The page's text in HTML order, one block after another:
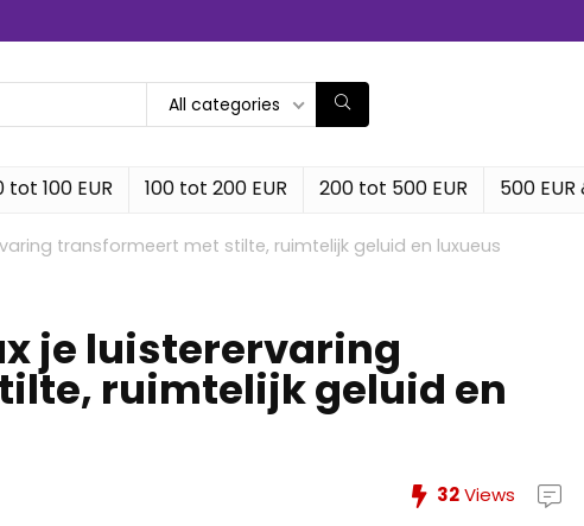
All categories
tot 100 EUR 100 tot 200 EUR 200 tot 500 EUR 500
transformeert met stilte, ruimtelijk geluid en luxueus
je luisterervaring
ruimtelijk geluid en
32Views